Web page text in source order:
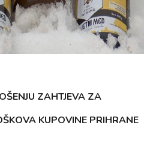
ZAHTJEVA ZA
KUPOVINE PRIHRANE